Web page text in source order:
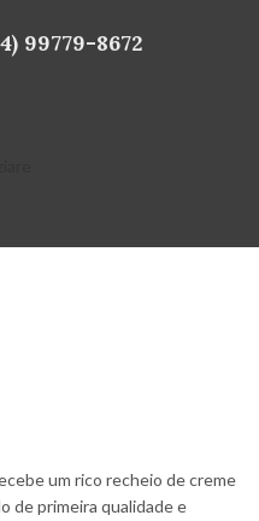
99779-8672
um rico recheio de creme
de primeira qualidade e